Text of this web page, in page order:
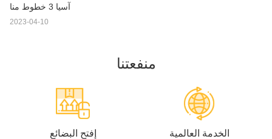
آسيا 3 خطوط منا
2023-04-10
منفعتنا
إفتح البضائع الخدمة العالمية